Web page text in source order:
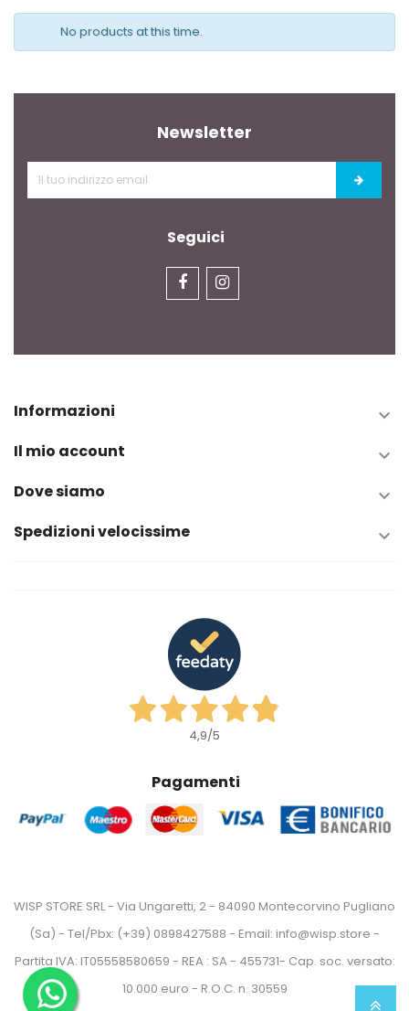
No products at this time.
Newsletter
Seguici
Informazioni 
Il mio account 
Dove siamo 
Spedizioni velocissime 
4,9/5
Pagamenti
WISP STORE SRL - Via Ungaretti, 2 - 84090 Montecorvino Pugliano
(Sa) - Tel/Pbx: (+39) 0898427588 - Email: info@wisp.store -
Partita IVA: IT05558580659 - REA : SA - 455731- Cap. soc. versato:
10.000 euro - R.O.C. n. 30559